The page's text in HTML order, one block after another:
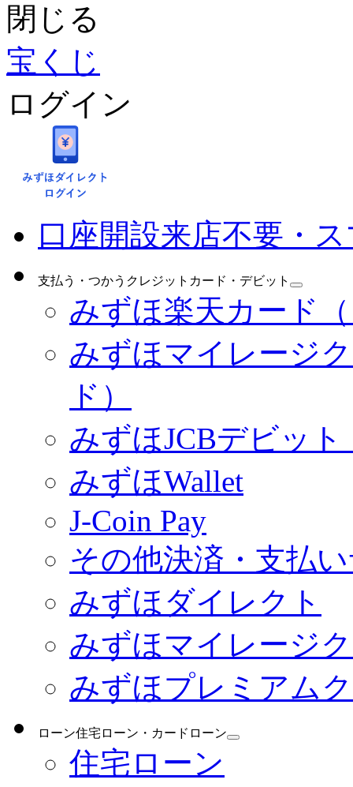
閉じる
宝くじ
ログイン
口座開設来店不要・
支払う・つかう クレジットカード・デビット
みずほ楽天カード
みずほマイレージ
ド）
みずほJCBデビッ
みずほWallet
J-Coin Pay
その他決済・支払
みずほダイレクト
みずほマイレージ
みずほプレミアム
ローン住宅ローン・カードローン
住宅ローン